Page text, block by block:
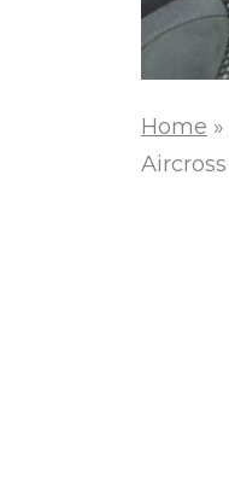
Home »
Aircross